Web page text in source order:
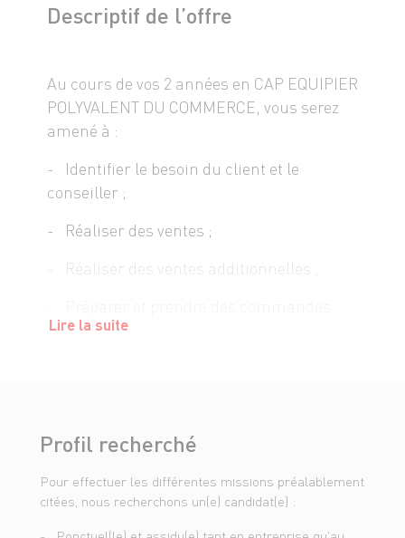
Descriptif de l’offre
Au cours de vos 2 années en CAP EQUIPIER
POLYVALENT DU COMMERCE, vous serez
amené à :
- Identifier le besoin du client et le
conseiller ;
- Réaliser des ventes ;
- Réaliser des ventes additionnelles ;
client ;
promotions ;
- Participer à la réalisation de
préparations bouchères ;
Lire la suite
Profil recherché
Pour effectuer les différentes missions préalablement
citées, nous recherchons un(e) candidat(e) :